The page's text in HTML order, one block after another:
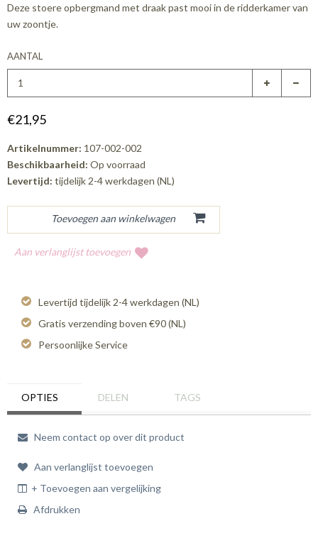
Deze stoere opbergmand met draak past mooi in de ridderkamer van
uw zoontje.
AANTAL
€21,95
Artikelnummer: 107-002-002
Beschikbaarheid: Op voorraad
Levertijd: tijdelijk 2-4 werkdagen (NL)
Aan verlanglijst toevoegen
Levertijd tijdelijk 2-4 werkdagen (NL)
Gratis verzending boven €90 (NL)
Persoonlijke Service
OPTIES DELEN TAGS
Neem contact op over dit product
Aan verlanglijst toevoegen
+ Toevoegen aan vergelijking
Afdrukken